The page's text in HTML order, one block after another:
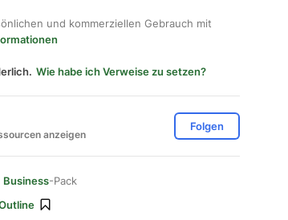
und kommerziellen Gebrauch mit
Wie habe ich Verweise zu setzen?
anzeigen
Folgen
Business-Pack